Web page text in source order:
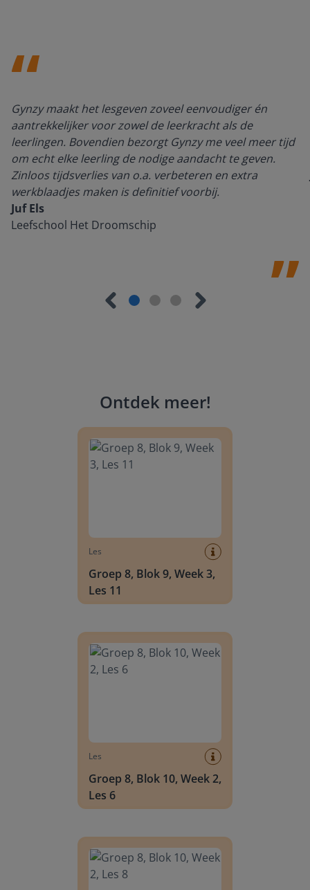
Gynzy maakt het lesgeven zoveel eenvoudiger én
aantrekkelijker voor zowel de leerkracht als de
leerlingen. Bovendien bezorgt Gynzy me veel meer tijd
om echt elke leerling de nodige aandacht te geven.
Zinloos tijdsverlies van o.a. verbeteren en extra
werkblaadjes maken is definitief voorbij.
Juf Els
Leefschool Het Droomschip
Ontdek meer!
Les
Groep 8, Blok 9, Week 3,
Les 11
Les
Groep 8, Blok 10, Week 2,
Les 6